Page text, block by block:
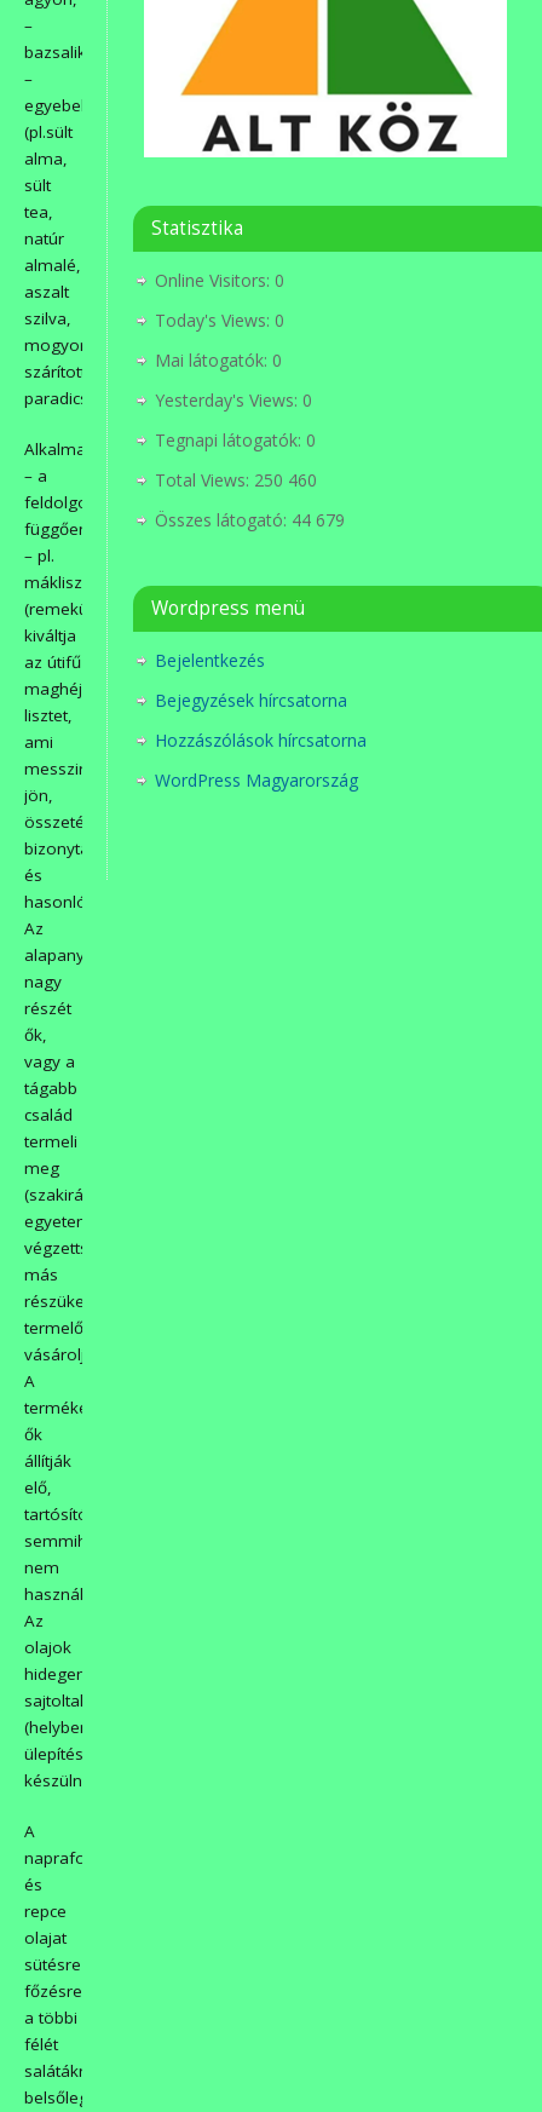
–
bazsalikommal)
–
egyebeket
(pl.sült
alma,
sült
tea,
natúr
almalé,
aszalt
szilva,
mogyoró,
szárított
paradicsom)
Alkalmanként
– a
feldolgozástól
függően
– pl.
mákliszt,
(remekül
kiváltja
az útifű
maghéj
lisztet,
ami
messziről
jön,
összetétele
bizonytalan)
és
hasonlók.
Az
alapanyagok
nagy
részét
ők,
vagy a
tágabb
család
termeli
meg
(szakirányú
egyetemi
végzettséggel),
más
részüket
termelőktől
vásárolják.
A
termékeket
ők
állítják
elő,
tartósítószert
semmihez
nem
használnak.
Az
olajok
hidegen
sajtoltak
(helyben),
ülepítéssel
készülnek.
A
napraforgó-,
és
repce
olajat
sütésre
főzésre-,
a többi
félét
salátákra,
belsőleg
Statisztika
Online Visitors: 0
Today's Views: 0
Mai látogatók: 0
Yesterday's Views: 0
Tegnapi látogatók: 0
Total Views: 250 460
Összes látogató: 44 679
Wordpress menü
Bejelentkezés
Bejegyzések hírcsatorna
Hozzászólások hírcsatorna
WordPress Magyarország